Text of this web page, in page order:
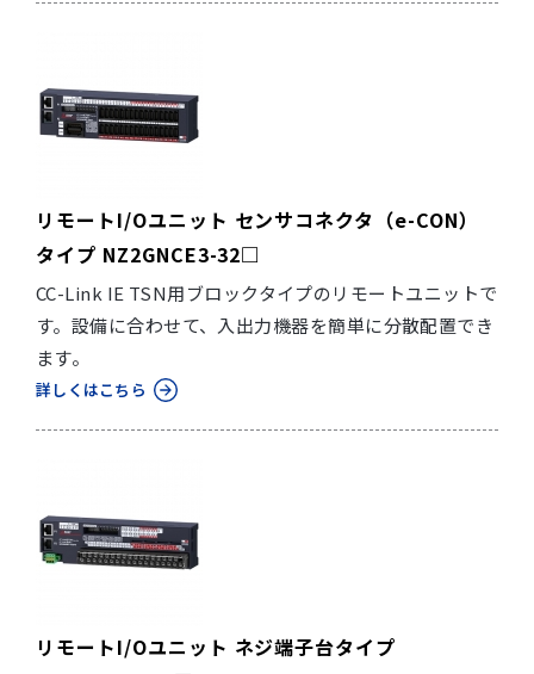
リモートI/Oユニット センサコネクタ（e-CON）
タイプ NZ2GNCE3-32□
CC-Link IE TSN用ブロックタイプのリモートユニットで
す。設備に合わせて、入出力機器を簡単に分散配置でき
ます。
詳しくはこちら
リモートI/Oユニット ネジ端子台タイプ